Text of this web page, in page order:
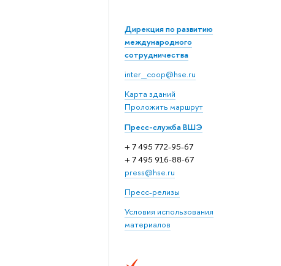
Дирекция по развитию
международного
сотрудничества
inter_coop@hse.ru
Карта зданий
Проложить маршрут
Пресс-служба ВШЭ
+ 7 495 772-95-67
+ 7 495 916-88-67
press@hse.ru
Пресс-релизы
Условия использования
материалов